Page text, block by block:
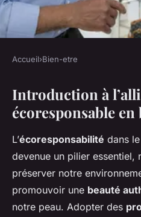
L'alliance
beauté
bio pour un
Isaac 11 mars 2025 • 6 min de
Accueil›Bien-etre
Introduction à
écoresponsable en
L’écoresponsabilité dans
devenue un pilier essentiel,
préserver notre
promouvoir une beauté
notre peau. Adopter des